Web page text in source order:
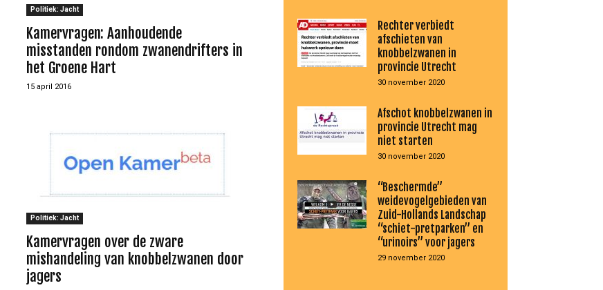
Politiek: Jacht
Kamervragen: Aanhoudende
misstanden rondom zwanendrifters in
het Groene Hart
15 april 2016
Politiek: Jacht
Kamervragen over de zware
mishandeling van knobbelzwanen door
jagers
Rechter verbiedt
afschieten van
knobbelzwanen in
provincie Utrecht
30 november 2020
Afschot knobbelzwanen in
provincie Utrecht mag
niet starten
30 november 2020
“Beschermde”
weidevogelgebieden van
Zuid-Hollands Landschap
“schiet-pretparken” en
“urinoirs” voor jagers
29 november 2020